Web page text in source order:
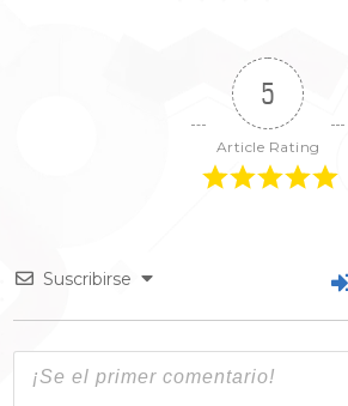
5
Article Rating
Suscribirse